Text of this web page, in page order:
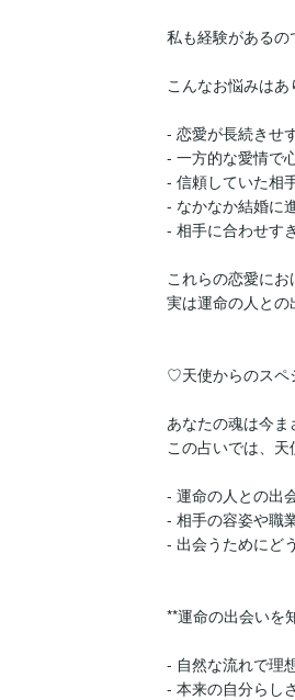
私も経験がある
こんなお悩みはあ
- 恋愛が長続きせ
- 一方的な愛情で
- 信頼していた相
- なかなか結婚に
- 相手に合わせす
これらの恋愛にお
実は運命の人との
♡天使からのス
あなたの魂は今ま
この占いでは、
- 運命の人との出
- 相手の容姿や職
- 出会うためにど
**運命の出会いを
- 自然な流れで理
- 本来の自分らし